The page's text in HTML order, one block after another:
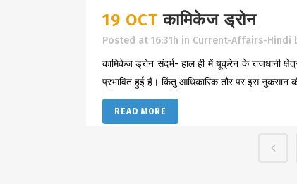
19 OCT कामिकेज ड्रोन
Posted at 16:31h in Current-Affairs-Hindi
कामिकेज ड्रोन संदर्भ- हाल ही में यूक्रेन के राजधानी
प्रभावित हुई हैं। किंतु आधिकारिक तौर पर इस नुकसान
READ MORE